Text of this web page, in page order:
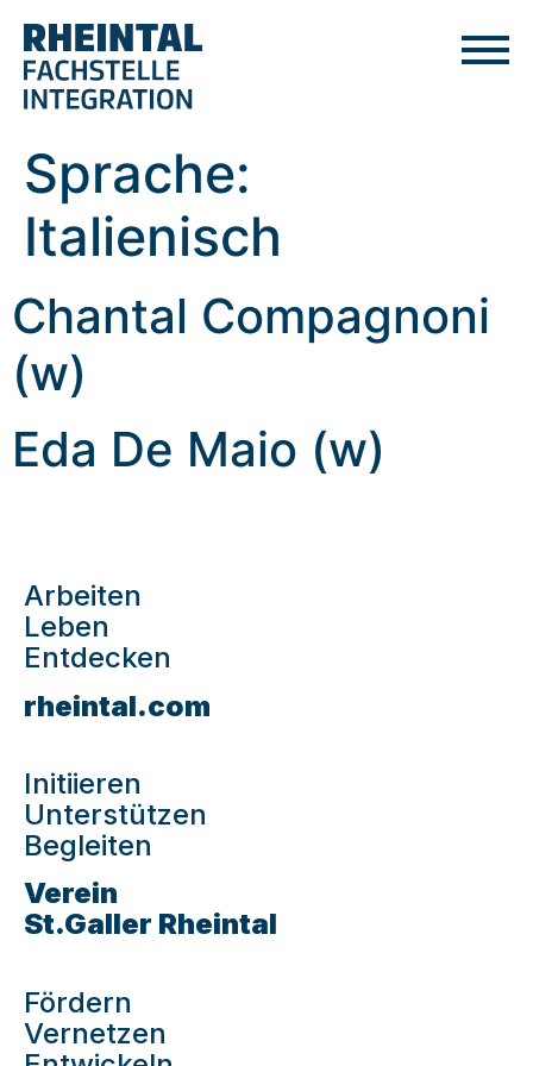
Sprache:
Italienisch
Chantal Compagnoni
(w)
Eda De Maio (w)
Arbeiten
Leben
Entdecken
rheintal.com
Initiieren
Unterstützen
Begleiten
Verein
St.Galler Rheintal
Fördern
Vernetzen